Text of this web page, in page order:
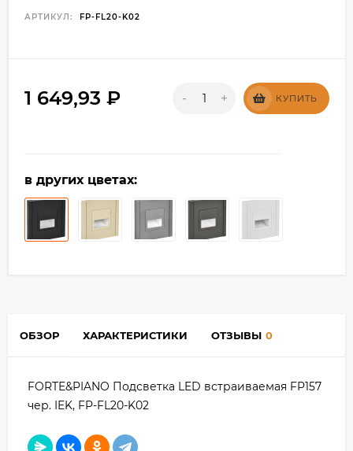
АРТИКУЛ: FP-FL20-K02
1 649,93 ₽ - + КУПИТЬ
в других цветах:
ОБЗОР ХАРАКТЕРИСТИКИ ОТЗЫВЫ 0
FORTE&PIANO Подсветка LED встраиваемая FP157
чер. IEK, FP-FL20-K02